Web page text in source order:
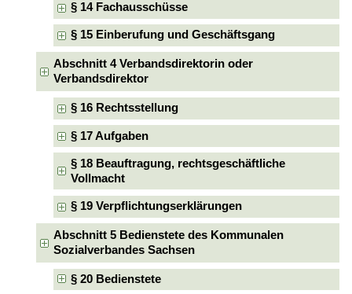
§ 14 Fachausschüsse
§ 15 Einberufung und Geschäftsgang
Abschnitt 4 Verbandsdirektorin oder
Verbandsdirektor
§ 16 Rechtsstellung
§ 17 Aufgaben
§ 18 Beauftragung, rechtsgeschäftliche
Vollmacht
§ 19 Verpflichtungserklärungen
Abschnitt 5 Bedienstete des Kommunalen
Sozialverbandes Sachsen
§ 20 Bedienstete